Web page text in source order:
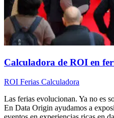
Calculadora de ROI en
ROI Ferias Calculadora
Las ferias evolucionan. Ya no es
En Data Origin ayudamos a